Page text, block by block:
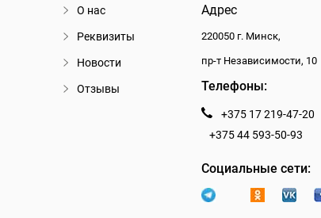
О нас
Реквизиты
Новости
Отзывы
Адрес
220050 г. Минск,
пр-т Независимости, 10
Телефоны:
+375 17 219-47-20
+375 44 593-50-93
Социальные сети: